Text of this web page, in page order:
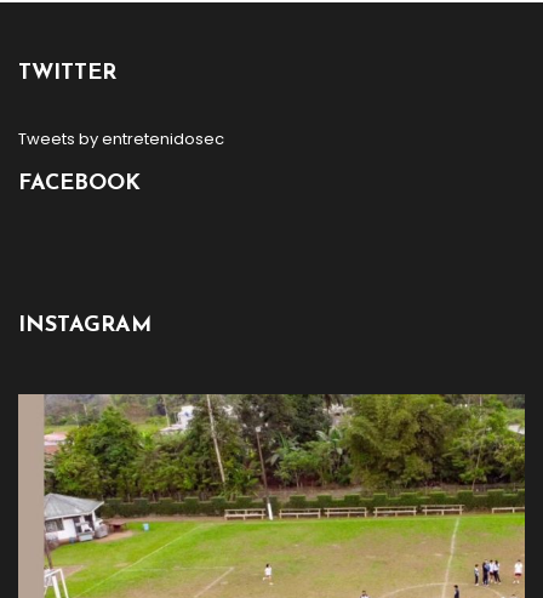
TWITTER
Tweets by entretenidosec
FACEBOOK
INSTAGRAM